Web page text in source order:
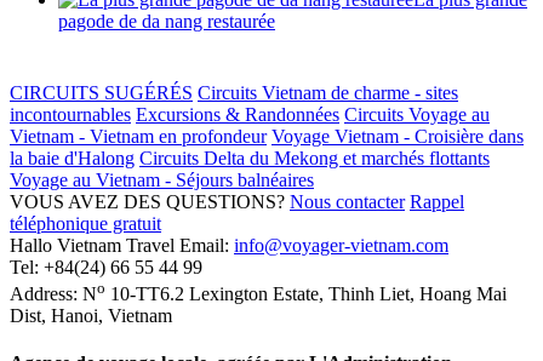
pagode de da nang restaurée
CIRCUITS SUGÉRÉS Circuits Vietnam de charme - sites
incontournables Excursions & Randonnées Circuits Voyage au
Vietnam - Vietnam en profondeur Voyage Vietnam - Croisière dans
la baie d'Halong Circuits Delta du Mekong et marchés flottants
Voyage au Vietnam - Séjours balnéaires
VOUS AVEZ DES QUESTIONS? Nous contacter Rappel
téléphonique gratuit
Hallo Vietnam Travel Email: info@voyager-vietnam.com
Tel: +84(24) 66 55 44 99
Address: No 10-TT6.2 Lexington Estate, Thinh Liet, Hoang Mai
Dist, Hanoi, Vietnam